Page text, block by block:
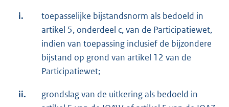
i.
toepasselijke bijstandsnorm als bedoeld in
artikel 5, onderdeel c, van de Participatiewet,
indien van toepassing inclusief de bijzondere
bijstand op grond van artikel 12 van de
Participatiewet;
ii.
grondslag van de uitkering als bedoeld in